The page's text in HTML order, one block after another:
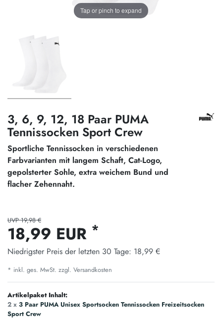
Tap or pinch to expand
3, 6, 9, 12, 18 Paar PUMA
Tennissocken Sport Crew
Sportliche Tennissocken in verschiedenen
Farbvarianten mit langem Schaft, Cat-Logo,
gepolsterter Sohle, extra weichem Bund und
flacher Zehennaht.
UVP 19,98 €
18,99 EUR *
Niedrigster Preis der letzten 30 Tage: 18,99 €
* inkl. ges. MwSt. zzgl. Versandkosten
Artikelpaket Inhalt:
2 x 3 Paar PUMA Unisex Sportsocken Tennissocken Freizeitsocken
Sport Crew